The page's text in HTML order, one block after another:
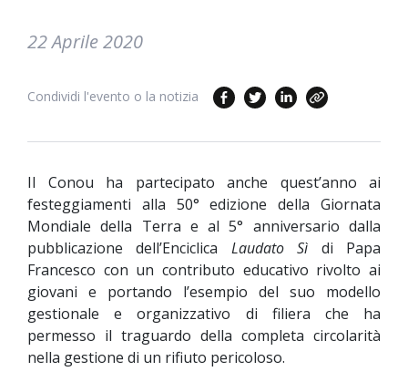
22 Aprile 2020
Condividi l'evento o la notizia
Il Conou ha partecipato anche quest’anno ai
festeggiamenti alla 50° edizione della Giornata
Mondiale della Terra e al 5° anniversario dalla
pubblicazione dell’Enciclica Laudato Sì di Papa
Francesco con un contributo educativo rivolto ai
giovani e portando l’esempio del suo modello
gestionale e organizzativo di filiera che ha
permesso il traguardo della completa circolarità
nella gestione di un rifiuto pericoloso.